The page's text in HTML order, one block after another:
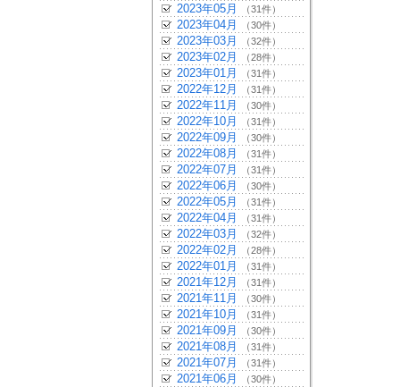
2023年05月 （31件）
2023年04月 （30件）
2023年03月 （32件）
2023年02月 （28件）
2023年01月 （31件）
2022年12月 （31件）
2022年11月 （30件）
2022年10月 （31件）
2022年09月 （30件）
2022年08月 （31件）
2022年07月 （31件）
2022年06月 （30件）
2022年05月 （31件）
2022年04月 （31件）
2022年03月 （32件）
2022年02月 （28件）
2022年01月 （31件）
2021年12月 （31件）
2021年11月 （30件）
2021年10月 （31件）
2021年09月 （30件）
2021年08月 （31件）
2021年07月 （31件）
2021年06月 （30件）